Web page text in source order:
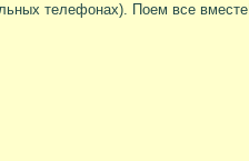
телефонах). Поем все